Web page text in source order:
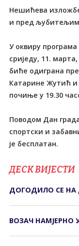
Нешићева
и пред
У оквиру
сриједу, 11.
биће одиграна
Катарине Жутић и
почиње у 19.30
Поводом Дан
спортски и
је бесплатан.
ДЕСК ВИЈЕСТИ
ДОГОДИЛО СЕ
ВОЗАЧ НАМЈЕРНО